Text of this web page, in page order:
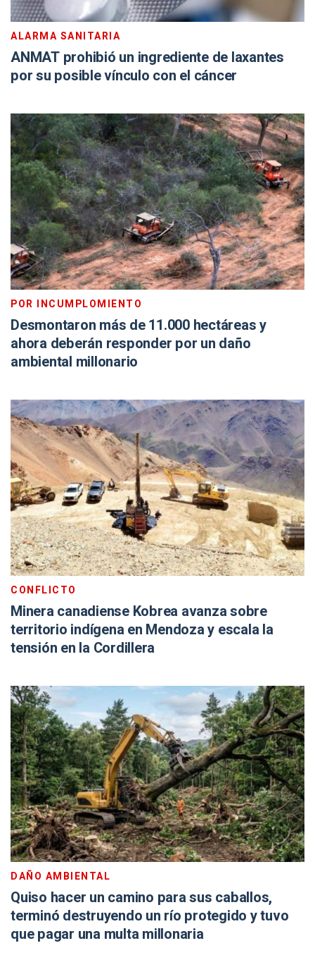
ALARMA SANITARIA
ANMAT prohibió un ingrediente de laxantes
por su posible vínculo con el cáncer
POR INCUMPLOMIENTO
Desmontaron más de 11.000 hectáreas y
ahora deberán responder por un daño
ambiental millonario
CONFLICTO
Minera canadiense Kobrea avanza sobre
territorio indígena en Mendoza y escala la
tensión en la Cordillera
DAÑO AMBIENTAL
Quiso hacer un camino para sus caballos,
terminó destruyendo un río protegido y tuvo
que pagar una multa millonaria